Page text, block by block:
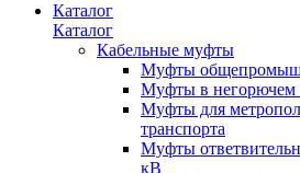
Каталог
Каталог
Кабельные муфты
Муфты
Муфты в негорючем
Муфты для
транспорта
Муфты
кВ